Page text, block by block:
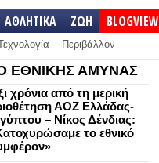
ΑΘΛΗΤΙΚΑ ΖΩΗ BLOGVIEW
Περιβάλλον
ΕΘΝΙΚΗΣ ΑΜΥΝΑΣ
χρόνια από τη μερική
ΑΟΖ Ελλάδας-
– Νίκος Δένδιας:
το εθνικό